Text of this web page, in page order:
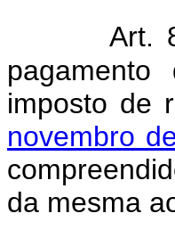
Art.
imposto de
novembro
da mesma